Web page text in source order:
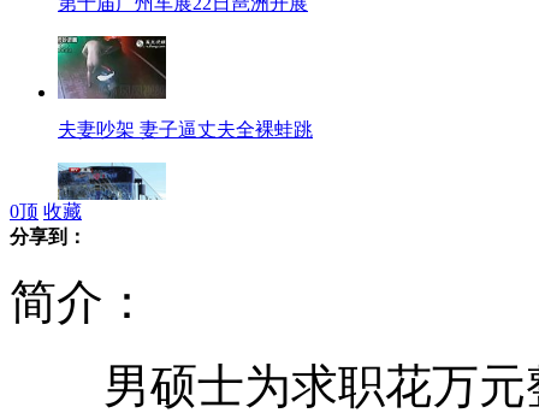
夫妻吵架 妻子逼丈夫全裸蛙跳
监拍一女司机误操作被甩出车外
0顶 收藏
分享到：
简介：
男硕士为求职花万元